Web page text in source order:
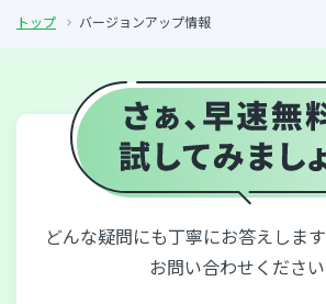
トップ バージョンアップ情報
どんな疑問にも丁寧にお答えしま
お問い合わせください